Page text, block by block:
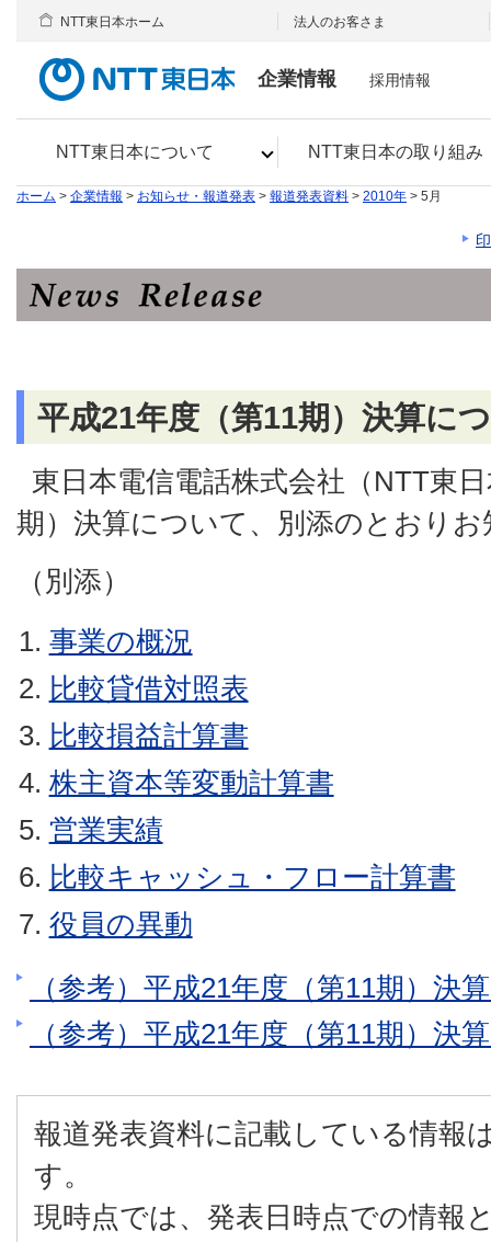
企業情報
NTT東日本について NTT東日本の取り組み
NTT東日本ホーム 法人のお客さま
採用情報
ホーム > 企業情報 > お知らせ・報道発表 > 報道発表資料 > 2010年 > 5月
平成21年度（第11期）決算に
東日本電信電話株式会社（NTT東
期）決算について、別添のとおり
（別添）
事業の概況
比較貸借対照表
比較損益計算書
株主資本等変動計算書
営業実績
比較キャッシュ・フロー計算書
役員の異動
（参考）平成21年度（第11期）決
（参考）平成21年度（第11期）決
報道発表資料に記載している情報
す。
現時点では、発表日時点での情報